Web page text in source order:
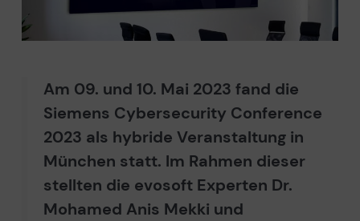
Am 09. und 10. Mai 2023 fand die
Siemens Cybersecurity Conference
2023 als hybride Veranstaltung in
München statt. Im Rahmen dieser
stellten die evosoft Experten Dr.
Mohamed Anis Mekki und